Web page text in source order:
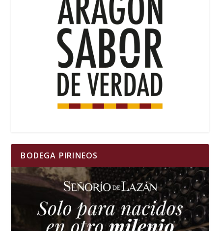
BODEGA PIRINEOS